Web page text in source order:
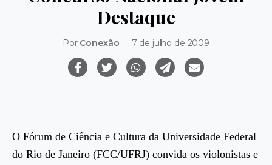
Destaque
Por Conexão 7 de julho de 2009
O Fórum de Ciência e Cultura da Universidade Federal
do Rio de Janeiro (FCC/UFRJ) convida os violonistas e